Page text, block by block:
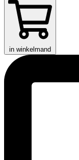
in winkelmand